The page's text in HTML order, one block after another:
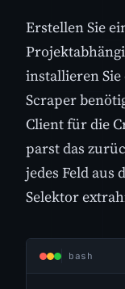
Erstellen Sie
installieren
Scraper
Client für die
parst das
jedes Feld aus
Selektor
bash